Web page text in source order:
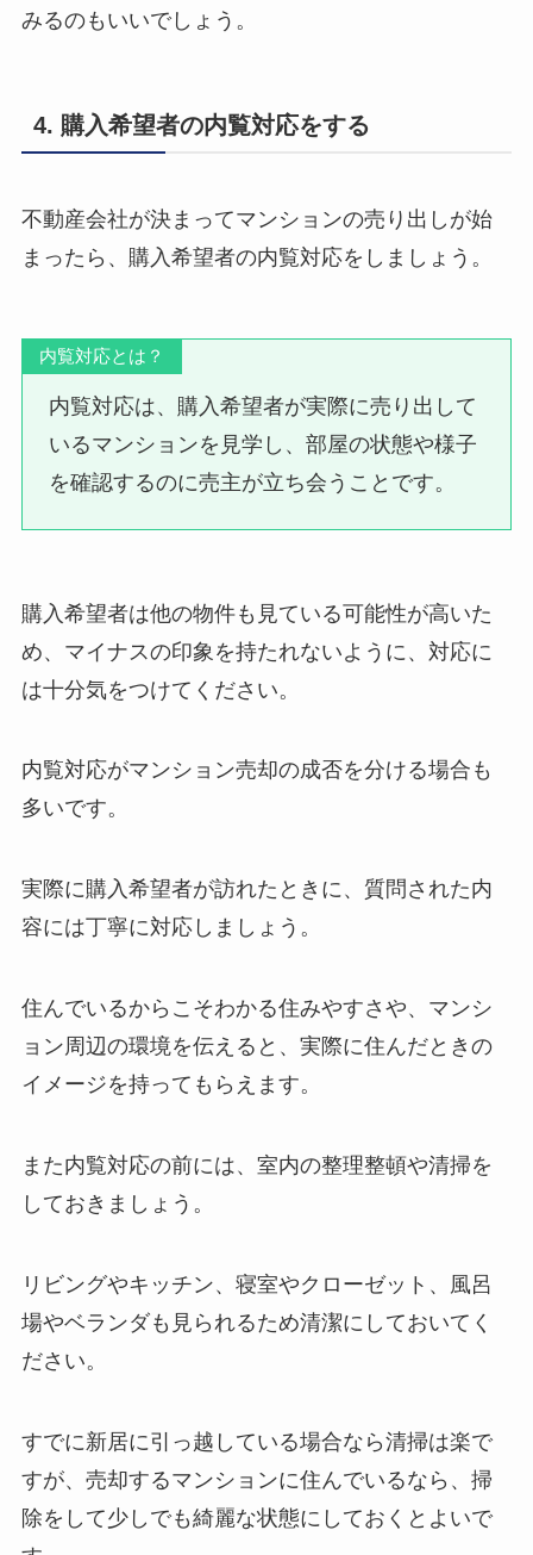
みるのもいいでしょう。
4. 購入希望者の内覧対応をする
不動産会社が決まってマンションの売り出しが始
まったら、購入希望者の内覧対応をしましょう。
内覧対応とは？
内覧対応は、購入希望者が実際に売り出して
いるマンションを見学し、部屋の状態や様子
を確認するのに売主が立ち会うことです。
購入希望者は他の物件も見ている可能性が高いた
め、マイナスの印象を持たれないように、対応に
は十分気をつけてください。
内覧対応がマンション売却の成否を分ける場合も
多いです。
実際に購入希望者が訪れたときに、質問された内
容には丁寧に対応しましょう。
住んでいるからこそわかる住みやすさや、マンシ
ョン周辺の環境を伝えると、実際に住んだときの
イメージを持ってもらえます。
また内覧対応の前には、室内の整理整頓や清掃を
しておきましょう。
リビングやキッチン、寝室やクローゼット、風呂
場やベランダも見られるため清潔にしておいてく
ださい。
すでに新居に引っ越している場合なら清掃は楽で
すが、売却するマンションに住んでいるなら、掃
除をして少しでも綺麗な状態にしておくとよいで